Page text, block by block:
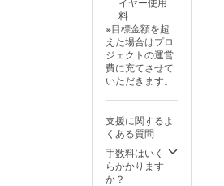
必要な
香り」
や「星
からの
メッ
セー
ジ」に
触れ、
心と身
体をま
るごと
チュー
ニング
れて、
深めた
い 講座
内容
（全6
回・オ
ンライ
催） 第
1回｜は
じめて
のアロ
広告レ
トは制
作チー
ムで調
整いた
しま
す。 ＊
るチラ
シの印
刷・納
品はご
帳カ
色は選
択肢よ
りお選
びくだ
さい。
いただ
りま
す。広
告レイ
アウト
は制作
チーム
いたし
ます。
打ち合
わせに
てご希
料
※目標金額を超
えた場合はプロ
ジェクトの運営
費に充てさせて
いただきます。
支援に関するよ
くある質問
手数料はいく
らかかります
か？